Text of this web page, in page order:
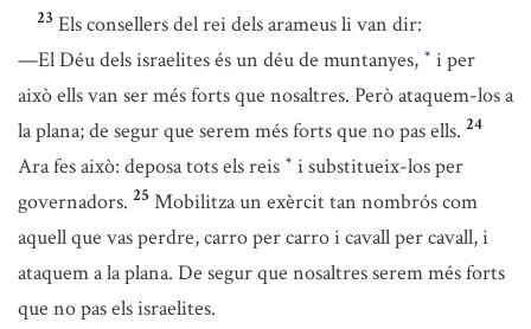
23 Els consellers del rei dels arameus li van dir:
—El Déu dels israelites és un déu de muntanyes, * i per
això ells van ser més forts que nosaltres. Però ataquem-los a
la plana; de segur que serem més forts que no pas ells. 24
Ara fes això: deposa tots els reis * i substitueix-los per
governadors. 25 Mobilitza un exèrcit tan nombrós com
aquell que vas perdre, carro per carro i cavall per cavall, i
ataquem a la plana. De segur que nosaltres serem més forts
que no pas els israelites.